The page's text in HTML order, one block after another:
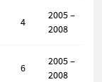
4
2005 –
2008
6
2005 –
2008